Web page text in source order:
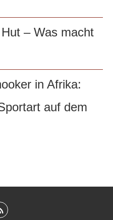
– Was macht
in Afrika:
auf dem